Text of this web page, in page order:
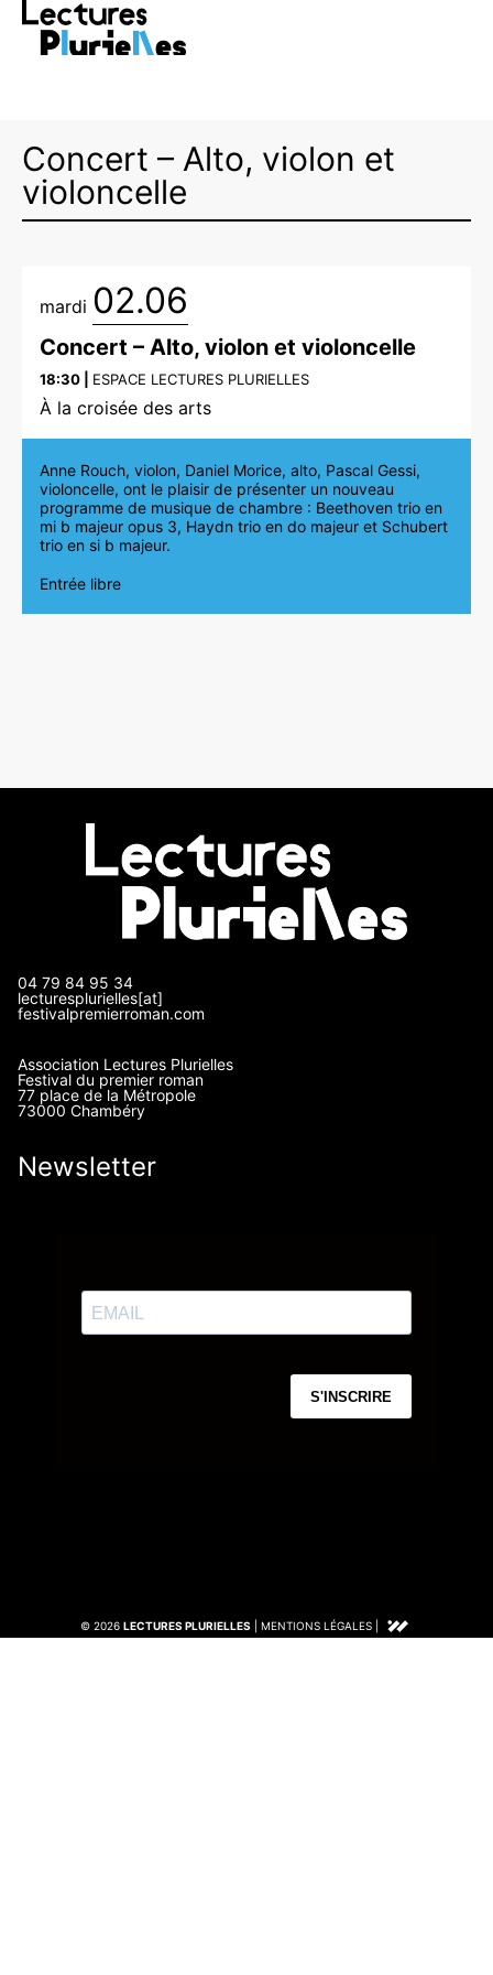
> Vivez la saison avec LECTURES
Concert – Alto, violon et
violoncelle
mardi 02.06
18:30 | ESPACE LECTURES PLURIELLES
À la croisée des arts
Concert – Alto, violon et violoncelle
Anne Rouch, violon, Daniel Morice, alto, Pascal Gessi,
violoncelle, ont le plaisir de présenter un nouveau
programme de musique de chambre : Beethoven trio en
mi b majeur opus 3, Haydn trio en do majeur et Schubert
trio en si b majeur.
Entrée libre
04 79 84 95 34
lecturesplurielles[at]
festivalpremierroman.com
Association Lectures Plurielles
Festival du premier roman
77 place de la Métropole
73000 Chambéry
Newsletter
© 2026 LECTURES PLURIELLES MENTIONS LÉGALES